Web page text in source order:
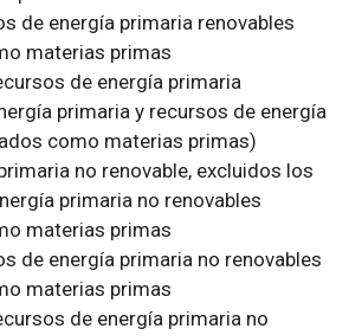
de energía primaria renovables
materias primas
de energía primaria
primaria y recursos de energía
como materias primas)
no renovable, excluidos los
primaria no renovables
materias primas
de energía primaria no renovables
materias primas
de energía primaria no